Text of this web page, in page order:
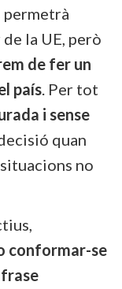
permetrà
la UE, però
de fer un
país. Per tot
i sense
quan
no
conformar-se
frase